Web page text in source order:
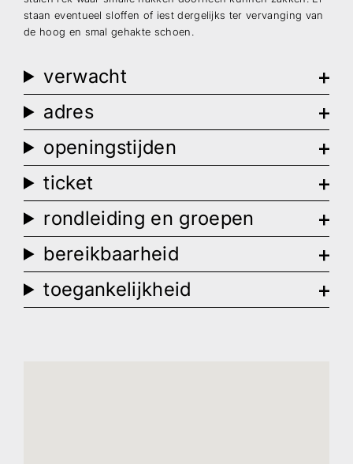
staan eventueel sloffen of iest dergelijks ter vervanging van
de hoog en smal gehakte schoen.
verwacht
adres
openingstijden
ticket
rondleiding en groepen
bereikbaarheid
toegankelijkheid